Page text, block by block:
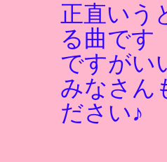
正直いう
る曲です
ですがい
みなさん
ださい♪